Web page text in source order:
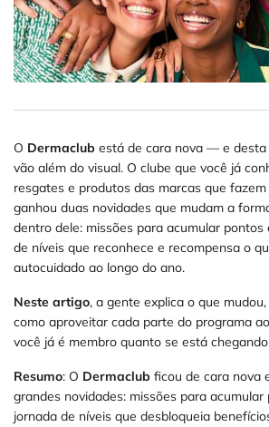
O Dermaclub está de cara nova — e desta
vão além do visual. O clube que você já
resgates e produtos das marcas que
ganhou duas novidades que mudam a
dentro dele: missões para acumular
de níveis que reconhece e recompensa o
autocuidado ao longo do ano.
Neste artigo, a gente explica o que
como aproveitar cada parte do programa
você já é membro quanto se está
Resumo: O Dermaclub ficou de cara nova
grandes novidades: missões para
jornada de níveis que desbloqueia